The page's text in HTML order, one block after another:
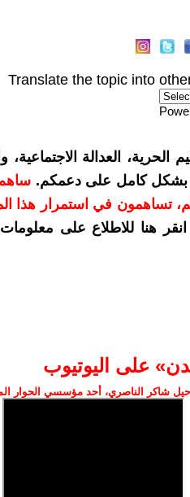
Translate the topic into
العدالة الاجتماعية،
بشكل كامل على دعمكم.
تساهمون في استمرار هذا
انقر هنا للاطلاع على
على اليوتيوب
شاكر الناصري، أحد مؤسسي الحوار